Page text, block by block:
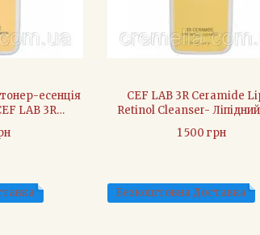
і ваша шкіра буде сяяти
есенція
LAB 3R
250 мл
CEF LAB 3R Ceramide
Retinol Cleanser-
для очищення шкіри
1 500 грн
Безкоштовна Доставка